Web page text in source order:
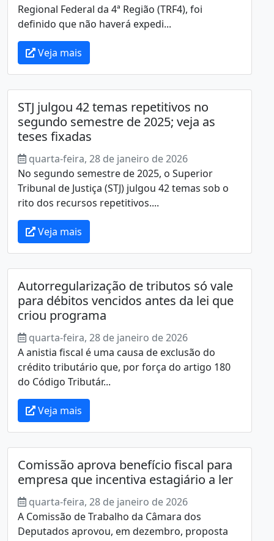
Regional Federal da 4ª Região (TRF4), foi
definido que não haverá expedi...
Veja mais
STJ julgou 42 temas repetitivos no
segundo semestre de 2025; veja as
teses fixadas
quarta-feira, 28 de janeiro de 2026
No segundo semestre de 2025, o Superior
Tribunal de Justiça (STJ) julgou 42 temas sob o
rito dos recursos repetitivos....
Veja mais
Autorregularização de tributos só vale
para débitos vencidos antes da lei que
criou programa
quarta-feira, 28 de janeiro de 2026
A anistia fiscal é uma causa de exclusão do
crédito tributário que, por força do artigo 180
do Código Tributár...
Veja mais
Comissão aprova benefício fiscal para
empresa que incentiva estagiário a ler
quarta-feira, 28 de janeiro de 2026
A Comissão de Trabalho da Câmara dos
Deputados aprovou, em dezembro, proposta